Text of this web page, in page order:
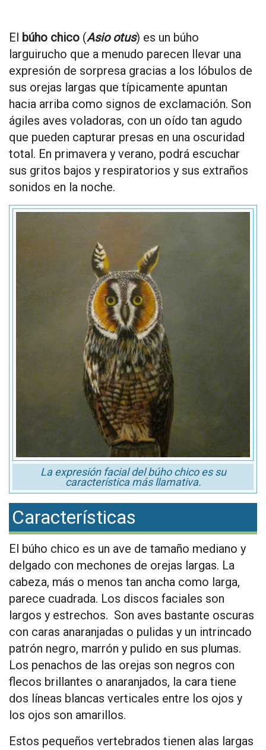
El búho chico (Asio otus) es un búho
larguirucho que a menudo parecen llevar una
expresión de sorpresa gracias a los lóbulos de
sus orejas largas que típicamente apuntan
hacia arriba como signos de exclamación. Son
ágiles aves voladoras, con un oído tan agudo
que pueden capturar presas en una oscuridad
total. En primavera y verano, podrá escuchar
sus gritos bajos y respiratorios y sus extraños
sonidos en la noche.
La expresión facial del búho chico es su
característica más llamativa.
Características
El búho chico es un ave de tamaño mediano y
delgado con mechones de orejas largas. La
cabeza, más o menos tan ancha como larga,
parece cuadrada. Los discos faciales son
largos y estrechos. Son aves bastante oscuras
con caras anaranjadas o pulidas y un intrincado
patrón negro, marrón y pulido en sus plumas.
Los penachos de las orejas son negros con
flecos brillantes o anaranjados, la cara tiene
dos líneas blancas verticales entre los ojos y
los ojos son amarillos.
Estos pequeños vertebrados tienen alas largas